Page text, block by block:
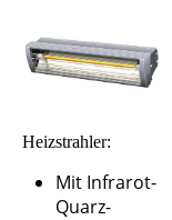
Heizstrahler:
Mit Infrarot-
Quarz-